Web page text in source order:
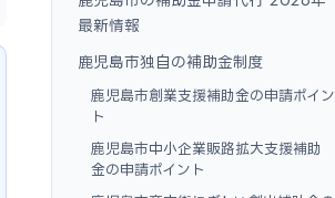
最新情報
鹿児島市独自の補助金制度
鹿児島市創業支援補助金の申請ポイン
ト
鹿児島市中小企業販路拡大支援補助
金の申請ポイント